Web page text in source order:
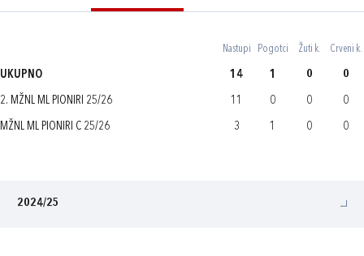
Nastupi Pogotci Žuti k. Crveni k.
UKUPNO 14 1 0 0
2. MŽNL ML PIONIRI 25/26 11 0 0 0
MŽNL ML PIONIRI C 25/26 3 1 0 0
2024/25